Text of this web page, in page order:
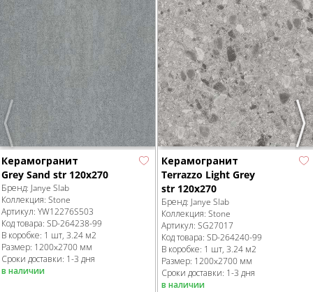
Previous
Керамогранит
Grey Sand str 120x270
Бренд: Janye Slab
Коллекция: Stone
Артикул: YW12276S503
Код товара: SD-264238-99
В коробке: 1 шт, 3.24 м2
Размер: 1200x2700 мм
Сроки доставки: 1-3 дня
в наличии
Керамогранит
Terrazzo Light Grey
str 120x270
Бренд: Janye Slab
Коллекция: Stone
Артикул: SG27017
Код товара: SD-264240-99
В коробке: 1 шт, 3.24 м2
Размер: 1200x2700 мм
Сроки доставки: 1-3 дня
в наличии